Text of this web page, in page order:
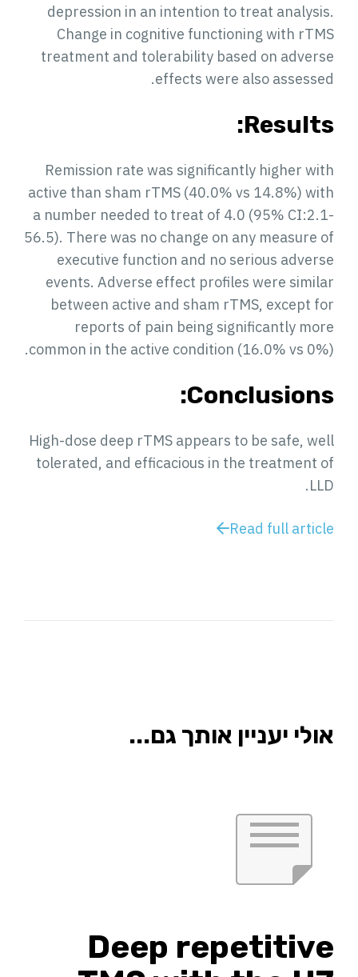
depression in an intention to treat analysis.
Change in cognitive functioning with rTMS
treatment and tolerability based on adverse
effects were also assessed.
Results:
Remission rate was significantly higher with
active than sham rTMS (40.0% vs 14.8%) with
a number needed to treat of 4.0 (95% CI:2.1-
56.5). There was no change on any measure of
executive function and no serious adverse
events. Adverse effect profiles were similar
between active and sham rTMS, except for
reports of pain being significantly more
common in the active condition (16.0% vs 0%).
Conclusions:
High-dose deep rTMS appears to be safe, well
tolerated, and efficacious in the treatment of
LLD.
Read full article
אולי יעניין אותך גם...
Deep repetitive